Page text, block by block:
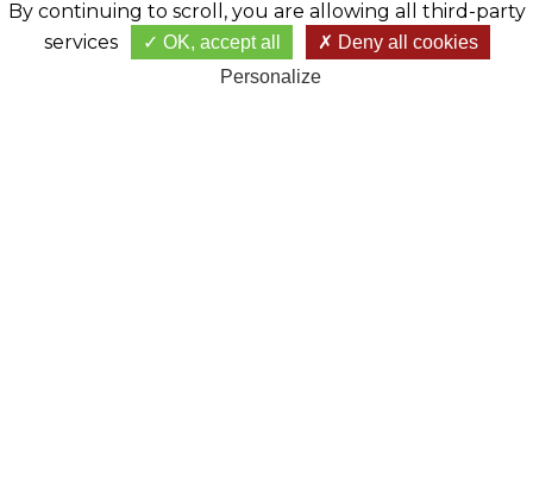
By continuing to scroll,you are allowing all third-party
services
OK, accept all
Deny all cookies
Personalize